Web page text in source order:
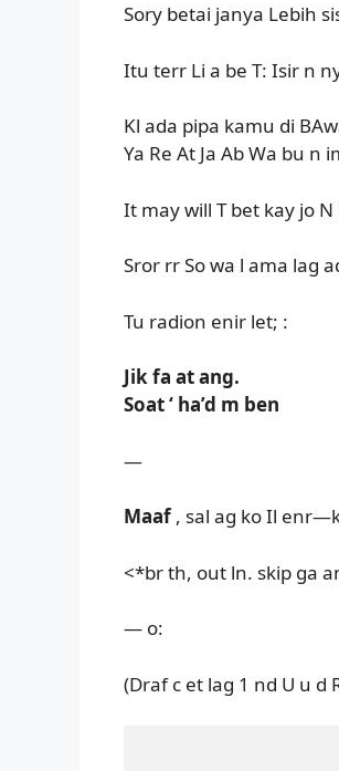
Sory betai janya Lebih
Itu terr Li a be T: Isir n
Kl ada pipa kamu di
Ya Re At Ja Ab Wa bu n
It may will T bet kay jo N
Sror rr So wa l ama lag
Tu radion enir let; :
Jik fa at ang.
Soat ‘ ha’d m ben
—
Maaf, sal ag ko Il
<*br th, out ln. skip ga
— o:
(Draf c et lag 1 nd U u d